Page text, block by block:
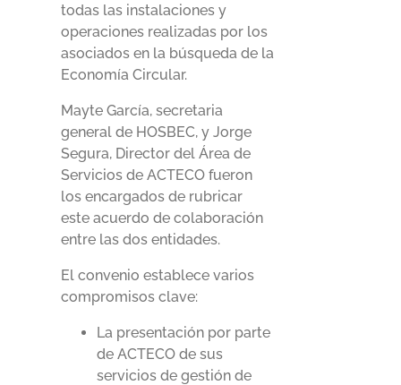
todas las instalaciones y
operaciones realizadas por los
asociados en la búsqueda de la
Economía Circular.
Mayte García, secretaria
general de HOSBEC, y Jorge
Segura, Director del Área de
Servicios de ACTECO fueron
los encargados de rubricar
este acuerdo de colaboración
entre las dos entidades.
El convenio establece varios
compromisos clave:
La presentación por parte
de ACTECO de sus
servicios de gestión de